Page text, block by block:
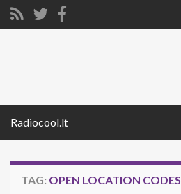
Radiocool.lt
TAG: OPEN LOCATION CODES